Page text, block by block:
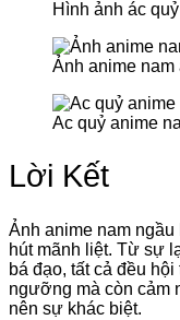
Hình ảnh ác
Ảnh anime
Ac quỷ anime
Lời Kết
Ảnh anime nam
hút mãnh liệt. Từ sự
bá đạo, tất cả đều
ngưỡng mà còn cảm
nên sự khác biệt.